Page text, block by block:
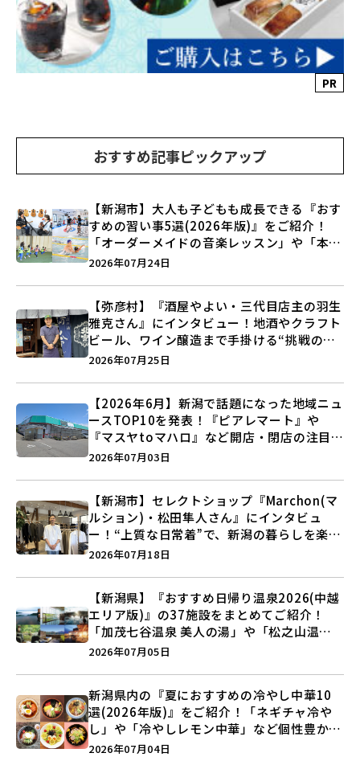
PR
おすすめ記事ピックアップ
【新潟市】大人も子どもも成長できる『おす
すめの習い事5選(2026年版)』をご紹介！
「オーダーメイドの音楽レッスン」や「本格
キックボクシング」で新しい自分を見つけよ
2026年07月24日
【弥彦村】『酒屋やよい・三代目店主の羽生
雅克さん』にインタビュー！地酒やクラフト
ビール、ワイン醸造まで手掛ける“挑戦の歴
史”に迫る♪
2026年07月25日
【2026年6月】新潟で話題になった地域ニュ
ースTOP10を発表！『ピアレマート』や
『マスヤtoマハロ』など開店・閉店の注目記
事をランキングでご紹介♪
2026年07月03日
【新潟市】セレクトショップ『Marchon(マ
ルション)・松田隼人さん』にインタビュ
ー！“上質な日常着”で、新潟の暮らしを楽し
む提案とは？
2026年07月18日
【新潟県】『おすすめ日帰り温泉2026(中越
エリア版)』の37施設をまとめてご紹介！
「加茂七谷温泉 美人の湯」や「松之山温泉
ナステビュウ湯の山」などを巡ろう♪
2026年07月05日
新潟県内の『夏におすすめの冷やし中華10
選(2026年版)』をご紹介！「ネギチャ冷や
し」や「冷やしレモン中華」など個性豊かな
ラインアップ♪
2026年07月04日